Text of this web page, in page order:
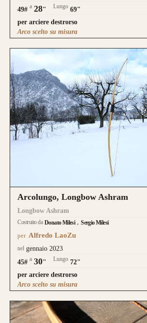
49# a 28" Lungo 69"
per arciere destrorso
Arco scelto su misura
Arcolungo, Longbow Ashram
Longbow Ashram
Costruito da Donato Milesi Sergio Milesi
per Alfredo LaoZu
nel gennaio 2023
45# a 30" Lungo 72"
per arciere destrorso
Arco scelto su misura